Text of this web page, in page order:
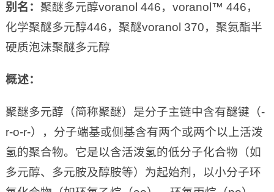
别名： 聚醚多元醇voranol 446，voranol™ 446，
化学聚醚多元醇446，聚醚voranol 370，聚氨酯半
硬质泡沫聚醚多元醇
概述：
聚醚多元醇（简称聚醚）是分子主链中含有醚键（-
r-o-r-），分子端基或侧基含有两个或两个以上活泼
氢的聚合物。它是以含活泼氢的低分子化合物（如
多元醇、多元胺及醇胺等）为起始剂，以小分子环